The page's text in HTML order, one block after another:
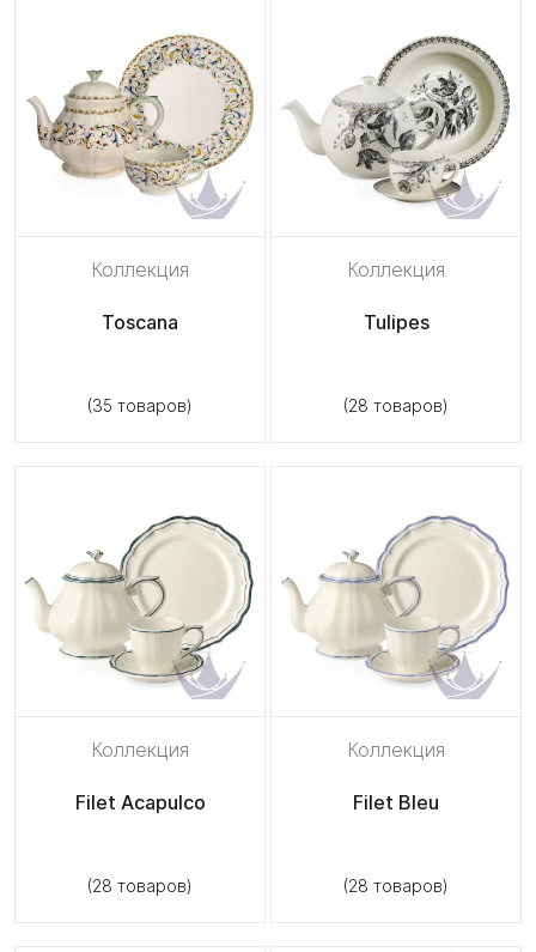
Коллекция
Toscana
(35 товаров)
Коллекция
Tulipes
(28 товаров)
Коллекция
Filet Acapulco
(28 товаров)
Коллекция
Filet Bleu
(28 товаров)